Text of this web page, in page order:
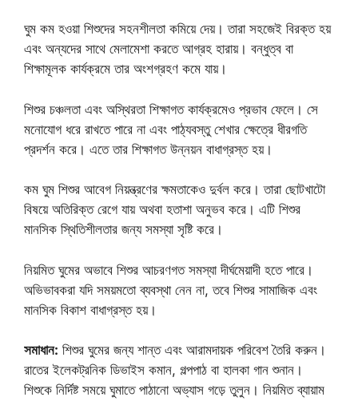
ঘুম কম হওয়া শিশুদের সহনশীলতা কমিয়ে দেয়। তারা সহজেই বিরক্ত হয়
এবং অন্যদের সাথে মেলামেশা করতে আগ্রহ হারায়। বন্ধুত্ব বা
শিক্ষামূলক কার্যক্রমে তার অংশগ্রহণ কমে যায়।
শিশুর চঞ্চলতা এবং অস্থিরতা শিক্ষাগত কার্যক্রমেও প্রভাব ফেলে। সে
মনোযোগ ধরে রাখতে পারে না এবং পাঠ্যবস্তু শেখার ক্ষেত্রে ধীরগতি
প্রদর্শন করে। এতে তার শিক্ষাগত উন্নয়ন বাধাগ্রস্ত হয়।
কম ঘুম শিশুর আবেগ নিয়ন্ত্রণের ক্ষমতাকেও দুর্বল করে। তারা ছোটখাটো
বিষয়ে অতিরিক্ত রেগে যায় অথবা হতাশা অনুভব করে। এটি শিশুর
মানসিক স্থিতিশীলতার জন্য সমস্যা সৃষ্টি করে।
নিয়মিত ঘুমের অভাবে শিশুর আচরণগত সমস্যা দীর্ঘমেয়াদী হতে পারে।
অভিভাবকরা যদি সময়মতো ব্যবস্থা নেন না, তবে শিশুর সামাজিক এবং
মানসিক বিকাশ বাধাগ্রস্ত হয়।
সমাধান: শিশুর ঘুমের জন্য শান্ত এবং আরামদায়ক পরিবেশ তৈরি করুন।
রাতের ইলেকট্রনিক ডিভাইস কমান, গল্পপাঠ বা হালকা গান শুনান।
শিশুকে নির্দিষ্ট সময়ে ঘুমাতে পাঠানো অভ্যাস গড়ে তুলুন। নিয়মিত ব্যায়াম